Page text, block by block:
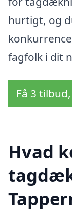
hurtigt, og
fagfolk i dit
Få 3
Hvad